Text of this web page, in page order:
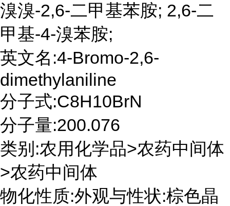
溴溴-2,6-二甲基苯胺; 2,6-二
甲基-4-溴苯胺;
英文名:4-Bromo-2,6-
dimethylaniline
分子式:C8H10BrN
分子量:200.076
类别:农用化学品>农药中间体
>农药中间体
物化性质:外观与性状:棕色晶